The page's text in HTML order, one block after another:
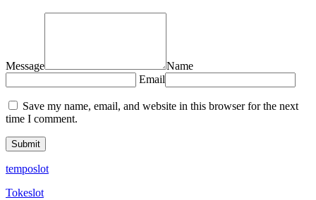
Message
Name
Email
Save my name, email, and website in this browser for the next
time I comment.
temposlot
Tokeslot